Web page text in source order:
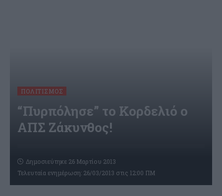
ΠΟΛΙΤΙΣΜΌΣ
“Πυρπόλησε” το Κορδελιό o
ΑΠΣ Ζάκυνθος!
Τελευταία ενημέρωση: 26/03/2013 στις 12:00 ΠΜ
Δημοσιεύτηκε 26 Μαρτίου 2013